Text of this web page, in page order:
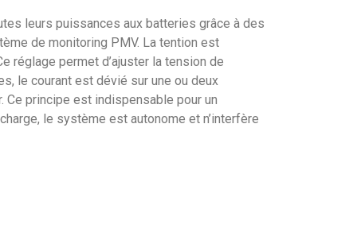
leurs puissances aux batteries grâce à des
de monitoring PMV. La tention est
réglage permet d’ajuster la tension de
le courant est dévié sur une ou deux
principe est indispensable pour un
le système est autonome et n’interfère